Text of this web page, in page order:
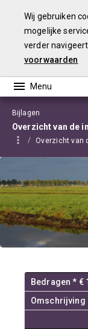
Wij gebruiken
mogelijke
verder
voorwaarden
Bijlagen
Overzicht van de
Overzicht van
Bedragen * €
Omschrijving